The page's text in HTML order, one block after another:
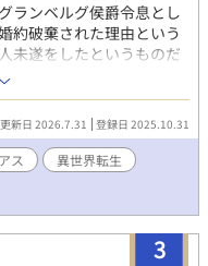
ランベルグ侯爵令息とし
約破棄された理由という
未遂をしたというものだ
、ユリウスは名を奪われ
婚約破棄され、何故か娼
は、貴族然とした男に買
対象者だという。攻略対
聞き、何故リナンがユ
新日 2026.7.31 登録日 2025.10.31
ス
異世界転生
3